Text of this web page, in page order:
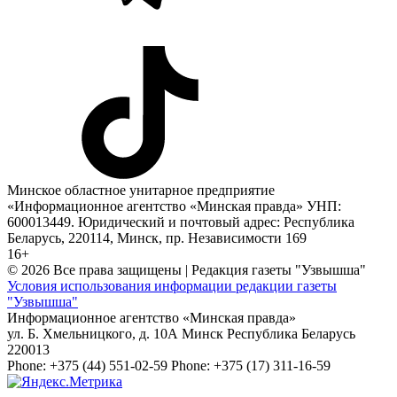
Минское областное унитарное предприятие
«Информационное агентство «Минская правда» УНП:
600013449. Юридический и почтовый адрес: Республика
Беларусь, 220114, Минск, пр. Независимости 169
16+
© 2026 Все права защищены | Редакция газеты "Узвышша"
Условия использования информации редакции газеты
"Узвышша"
Информационное агентство «Минская правда»
ул. Б. Хмельницкого, д. 10А Минск Республика Беларусь
220013
Phone: +375 (44) 551-02-59 Phone: +375 (17) 311-16-59